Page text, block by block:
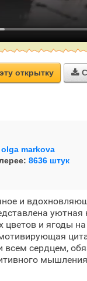
открытку 
olga markova
8636 штук
и
и ягоды
сердцем,